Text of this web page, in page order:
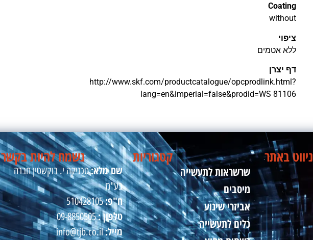
Coating
without
ציפוי
ללא אטמים
דף יצרן
http://www.skf.com/productcatalogue/opcprodlink.html?
lang=en&imperial=false&prodid=WS 81106
ניווט באתר קטגוריות
שרשראות לתעשייה
מיסבים
אביזרי שינוע
כלים לתעשייה
נשמח להיות בקשר
שם מלא:טכניקה י. בוקשטין חברה
בע"מ
ח"פ:510428105
טלפון :09-8850505
מייל:info@tjb.co.il